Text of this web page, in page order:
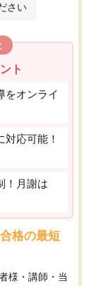
さい
ト
をオンライ
応可能！
！月謝は
格の最短
様・講師・当